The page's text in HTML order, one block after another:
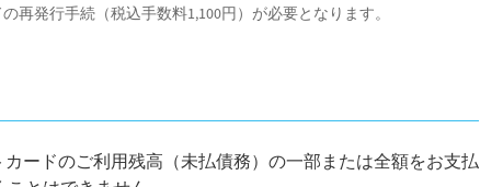
発行手続（税込手数料1,100円）が必要となります。
カードのご利用残高（未払債務）の一部または全額をお支払